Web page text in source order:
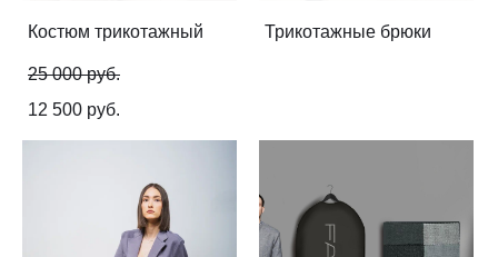
Костюм трикотажный
25 000 pуб.
12 500 pуб.
Трикотажные брюки